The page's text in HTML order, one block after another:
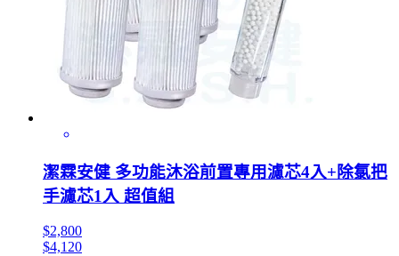
潔霖安健 多功能沐浴前置專用濾芯4入+除氯把
手濾芯1入 超值組
$2,800
$4,120